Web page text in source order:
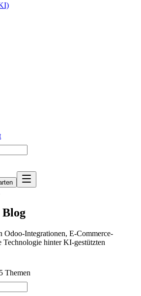
Odoo-Integrationen, E-Commerce-
Technologie hinter KI-gestützten
Themen